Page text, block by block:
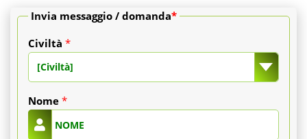
Invia messaggio / domanda*
Civiltà *
[Civiltà]
Nome *